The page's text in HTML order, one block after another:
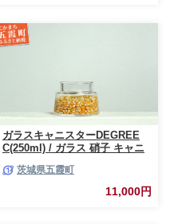
ガラスキャニスターDEGREE
C(250ml) / ガラス 硝子 キャニ
耐熱 一生もの 職人 こだわり
JIDA デザインミュージアムセ
レクション 茨城県 五霞町
茨城県五霞町
11,000円